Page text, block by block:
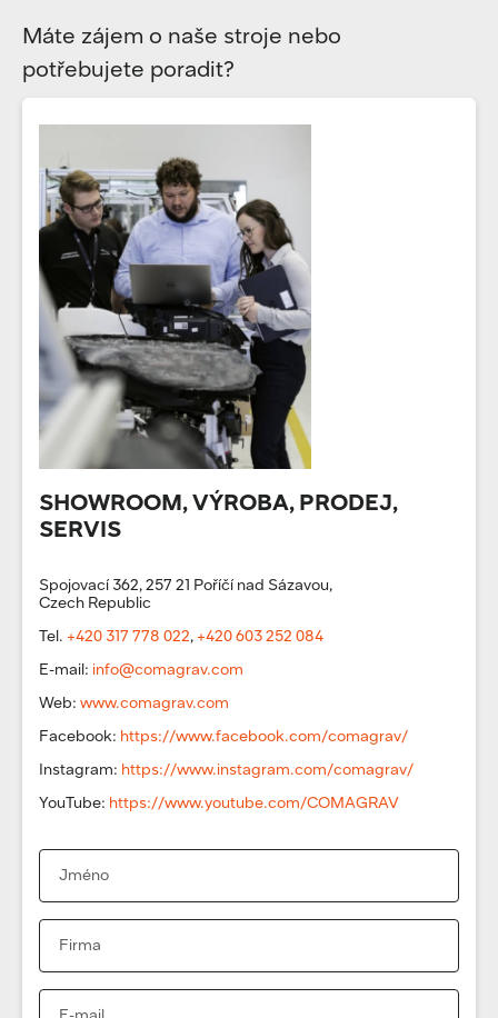
Máte zájem o naše stroje nebo
potřebujete poradit?
SHOWROOM, VÝROBA, PRODEJ,
SERVIS
Spojovací 362, 257 21 Poříčí nad Sázavou,
Czech Republic
Tel. +420 317 778 022, +420 603 252 084
E-mail: info@comagrav.com
Web: www.comagrav.com
Facebook: https://www.facebook.com/comagrav/
Instagram: https://www.instagram.com/comagrav/
YouTube: https://www.youtube.com/COMAGRAV